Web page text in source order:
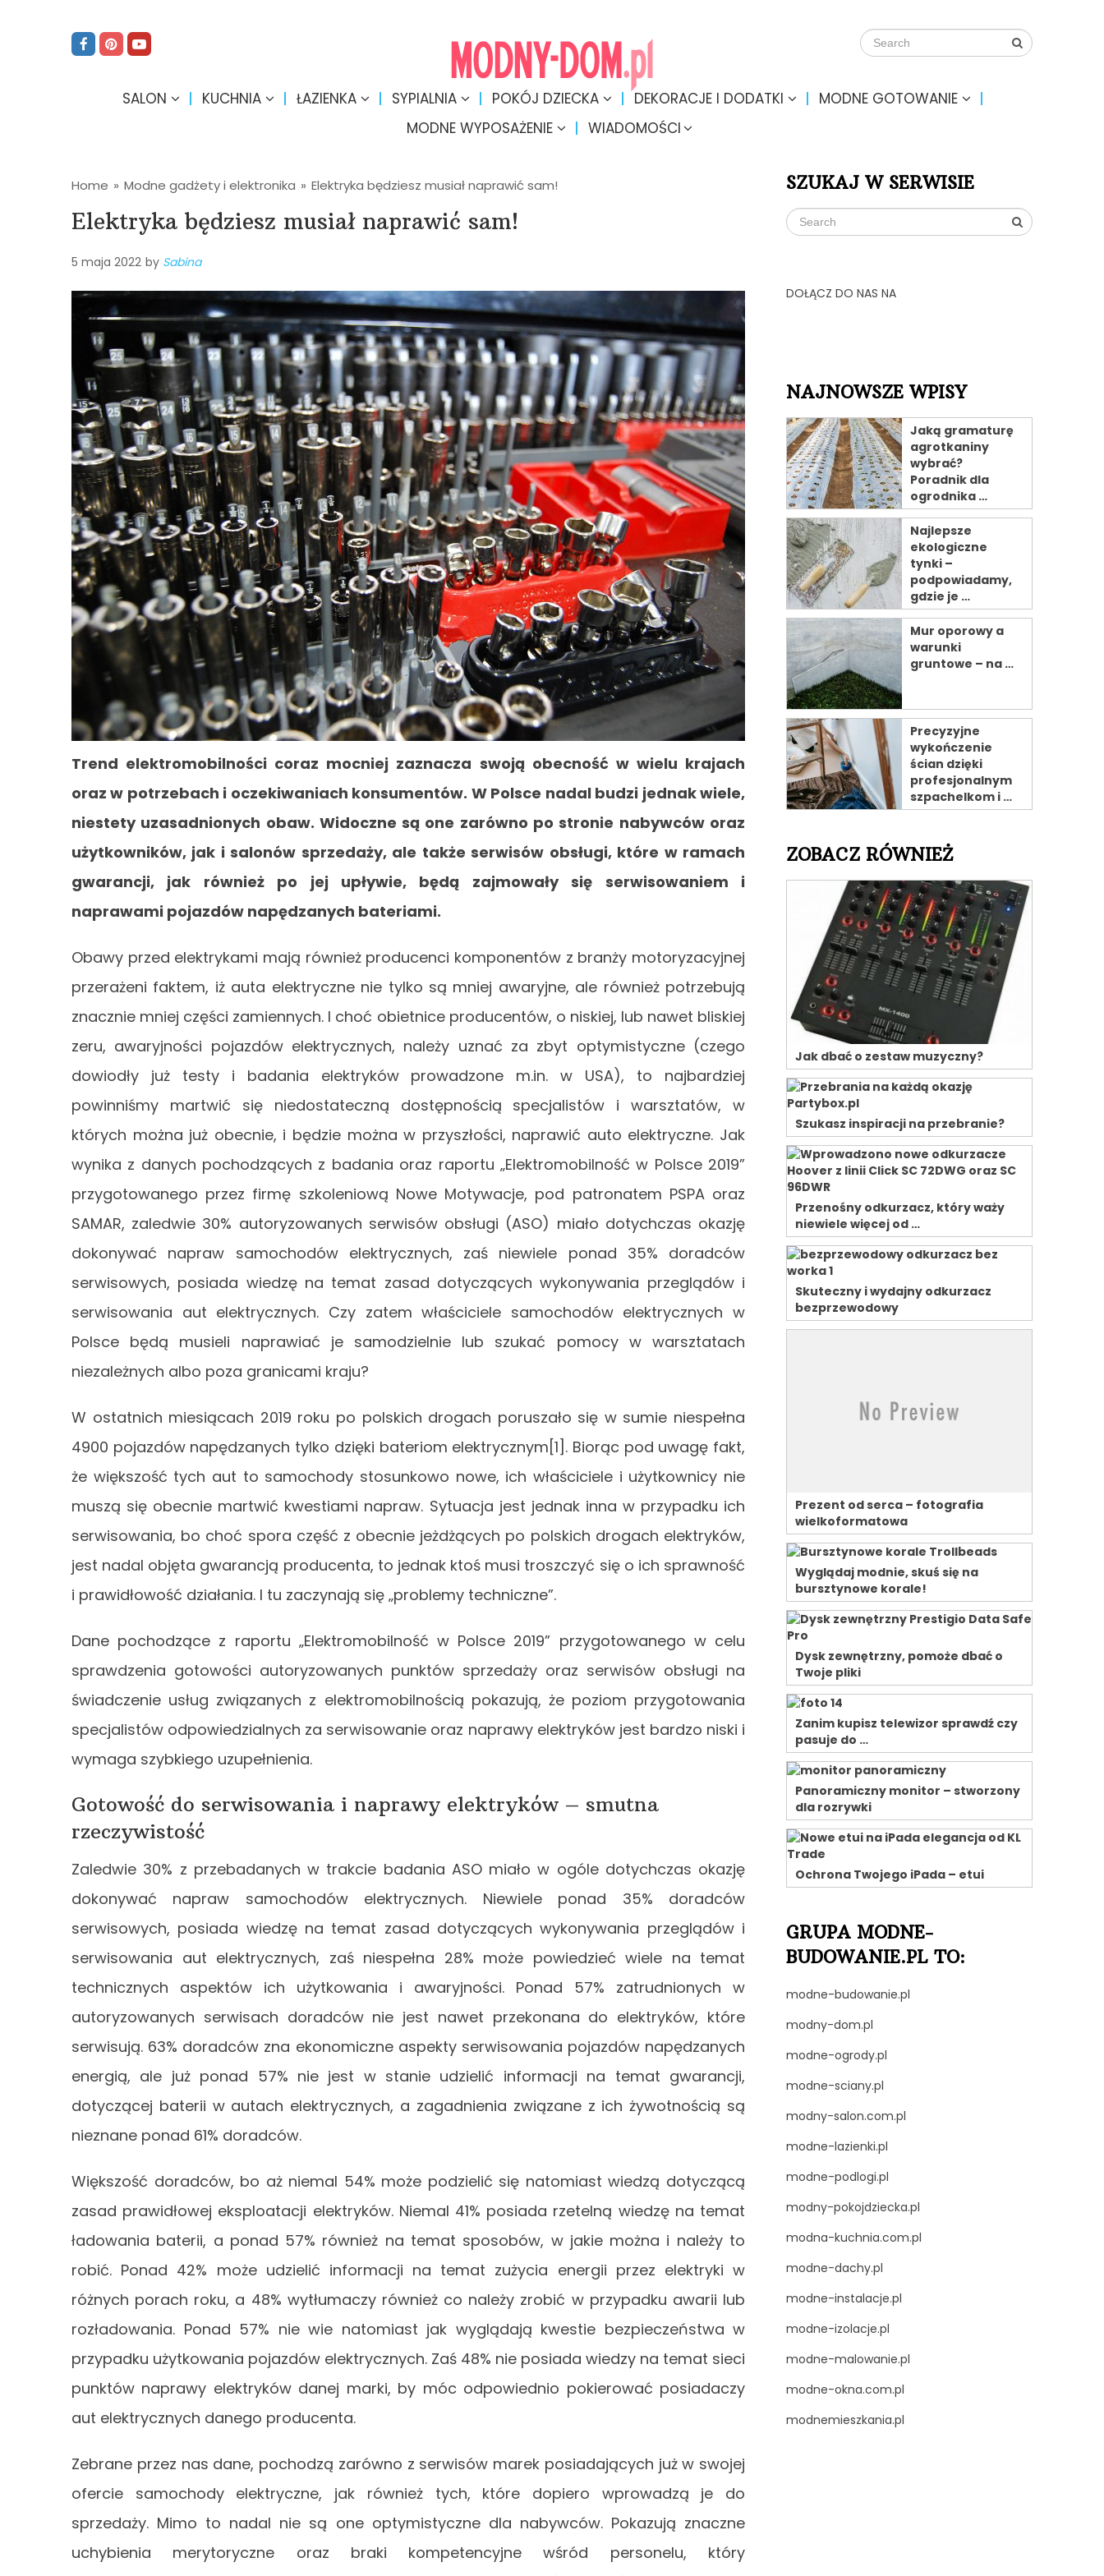
SALON KUCHNIA ŁAZIENKA SYPIALNIA POKÓJ DZIECKA DEKORACJE I DODATKI
MODNE GOTOWANIE
MODNE WYPOSAŻENIE
WIADOMOŚCI
Home » Modne gadżety i elektronika » Elektryka będziesz musiał naprawić sam!
Elektryka będziesz musiał naprawić sam!
5 maja 2022 by Sabina
Trend elektromobilności coraz mocniej zaznacza swoją obecność w wielu krajach
oraz w potrzebach i oczekiwaniach konsumentów. W Polsce nadal budzi jednak wiele,
niestety uzasadnionych obaw. Widoczne są one zarówno po stronie nabywców oraz
użytkowników, jak i salonów sprzedaży, ale także serwisów obsługi, które w ramach
gwarancji, jak również po jej upływie, będą zajmowały się serwisowaniem i
naprawami pojazdów napędzanych bateriami.
Obawy przed elektrykami mają również producenci komponentów z branży motoryzacyjnej
przerażeni faktem, iż auta elektryczne nie tylko są mniej awaryjne, ale również potrzebują
znacznie mniej części zamiennych. I choć obietnice producentów, o niskiej, lub nawet bliskiej
zeru, awaryjności pojazdów elektrycznych, należy uznać za zbyt optymistyczne (czego
dowiodły już testy i badania elektryków prowadzone m.in. w USA), to najbardziej
powinniśmy martwić się niedostateczną dostępnością specjalistów i warsztatów, w
których można już obecnie, i będzie można w przyszłości, naprawić auto elektryczne. Jak
wynika z danych pochodzących z badania oraz raportu „Elektromobilność w Polsce 2019”
przygotowanego przez firmę szkoleniową Nowe Motywacje, pod patronatem PSPA oraz
SAMAR, zaledwie 30% autoryzowanych serwisów obsługi (ASO) miało dotychczas okazję
dokonywać napraw samochodów elektrycznych, zaś niewiele ponad 35% doradców
serwisowych, posiada wiedzę na temat zasad dotyczących wykonywania przeglądów i
serwisowania aut elektrycznych. Czy zatem właściciele samochodów elektrycznych w
Polsce będą musieli naprawiać je samodzielnie lub szukać pomocy w warsztatach
niezależnych albo poza granicami kraju?
W ostatnich miesiącach 2019 roku po polskich drogach poruszało się w sumie niespełna
4900 pojazdów napędzanych tylko dzięki bateriom elektrycznym[1]. Biorąc pod uwagę fakt,
że większość tych aut to samochody stosunkowo nowe, ich właściciele i użytkownicy nie
muszą się obecnie martwić kwestiami napraw. Sytuacja jest jednak inna w przypadku ich
serwisowania, bo choć spora część z obecnie jeżdżących po polskich drogach elektryków,
jest nadal objęta gwarancją producenta, to jednak ktoś musi troszczyć się o ich sprawność
i prawidłowość działania. I tu zaczynają się „problemy techniczne”.
Dane pochodzące z raportu „Elektromobilność w Polsce 2019” przygotowanego w celu
sprawdzenia gotowości autoryzowanych punktów sprzedaży oraz serwisów obsługi na
świadczenie usług związanych z elektromobilnością pokazują, że poziom przygotowania
specjalistów odpowiedzialnych za serwisowanie oraz naprawy elektryków jest bardzo niski i
wymaga szybkiego uzupełnienia.
Gotowość do serwisowania i naprawy elektryków – smutna
rzeczywistość
Zaledwie 30% z przebadanych w trakcie badania ASO miało w ogóle dotychczas okazję
dokonywać napraw samochodów elektrycznych. Niewiele ponad 35% doradców
serwisowych, posiada wiedzę na temat zasad dotyczących wykonywania przeglądów i
serwisowania aut elektrycznych, zaś niespełna 28% może powiedzieć wiele na temat
technicznych aspektów ich użytkowania i awaryjności. Ponad 57% zatrudnionych w
autoryzowanych serwisach doradców nie jest nawet przekonana do elektryków, które
serwisują. 63% doradców zna ekonomiczne aspekty serwisowania pojazdów napędzanych
energią, ale już ponad 57% nie jest w stanie udzielić informacji na temat gwarancji,
dotyczącej baterii w autach elektrycznych, a zagadnienia związane z ich żywotnością są
nieznane ponad 61% doradców.
Większość doradców, bo aż niemal 54% może podzielić się natomiast wiedzą dotyczącą
zasad prawidłowej eksploatacji elektryków. Niemal 41% posiada rzetelną wiedzę na temat
ładowania baterii, a ponad 57% również na temat sposobów, w jakie można i należy to
robić. Ponad 42% może udzielić informacji na temat zużycia energii przez elektryki w
różnych porach roku, a 48% wytłumaczy również co należy zrobić w przypadku awarii lub
rozładowania. Ponad 57% nie wie natomiast jak wyglądają kwestie bezpieczeństwa w
przypadku użytkowania pojazdów elektrycznych. Zaś 48% nie posiada wiedzy na temat sieci
punktów naprawy elektryków danej marki, by móc odpowiednio pokierować posiadaczy
aut elektrycznych danego producenta.
Zebrane przez nas dane, pochodzą zarówno z serwisów marek posiadających już w swojej
ofercie samochody elektryczne, jak również tych, które dopiero wprowadzą je do
sprzedaży. Mimo to nadal nie są one optymistyczne dla nabywców. Pokazują znaczne
uchybienia merytoryczne oraz braki kompetencyjne wśród personelu, który
SZUKAJ W SERWISIE
DOŁĄCZ DO NAS NA
NAJNOWSZE WPISY
Jaką gramaturę
agrotkaniny
wybrać?
Poradnik dla
ogrodnika …
Najlepsze
ekologiczne
tynki –
podpowiadamy,
gdzie je …
Mur oporowy a
warunki
gruntowe – na …
Precyzyjne
wykończenie
ścian dzięki
profesjonalnym
szpachelkom i …
ZOBACZ RÓWNIEŻ
Jak dbać o zestaw muzyczny?
Szukasz inspiracji na przebranie?
Przenośny odkurzacz, który waży
niewiele więcej od …
Skuteczny i wydajny odkurzacz
bezprzewodowy
Prezent od serca – fotografia
wielkoformatowa
Wyglądaj modnie, skuś się na
bursztynowe korale!
Dysk zewnętrzny, pomoże dbać o
Twoje pliki
Zanim kupisz telewizor sprawdź czy
pasuje do …
Panoramiczny monitor – stworzony
dla rozrywki
Ochrona Twojego iPada – etui
GRUPA MODNE-
BUDOWANIE.PL TO:
modne-budowanie.pl
modny-dom.pl
modne-ogrody.pl
modne-sciany.pl
modny-salon.com.pl
modne-lazienki.pl
modne-podlogi.pl
modny-pokojdziecka.pl
modna-kuchnia.com.pl
modne-dachy.pl
modne-instalacje.pl
modne-izolacje.pl
modne-malowanie.pl
modne-okna.com.pl
modnemieszkania.pl